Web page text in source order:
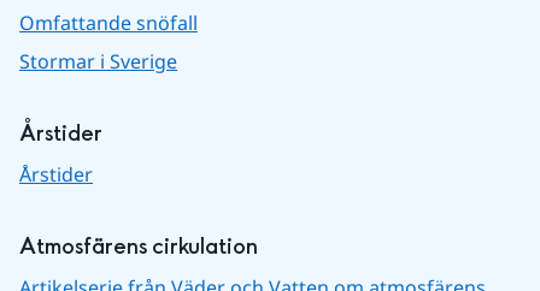
Omfattande snöfall
Stormar i Sverige
Årstider
Årstider
Atmosfärens cirkulation